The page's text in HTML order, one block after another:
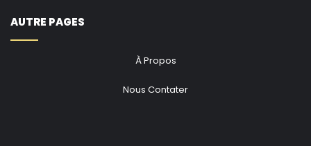
AUTRE PAGES
À Propos
Nous Contater